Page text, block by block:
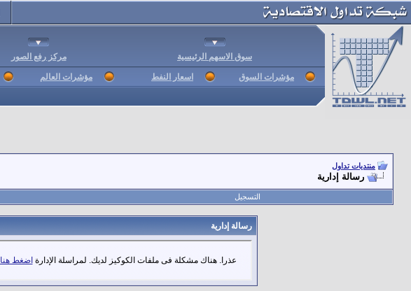
سوق الاسهم الرئيسية مركز رفع الصور
مؤشرات السوق اسعار النفط مؤشرات العالم
منتديات تداول
رسالة إدارية
التسجيل
رسالة إدارية
عذرا. هناك مشكلة فى ملفات الكوكيز لديك. لمراسلة الإدارة اضغط هنا